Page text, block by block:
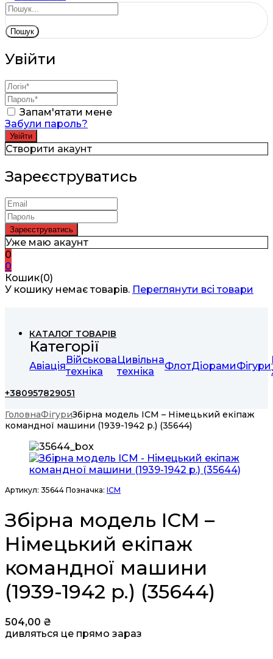
Пошук
Увійти
Запам'ятати мене
Забули пароль?
Створити акаунт
Зареєструватись
Уже маю акаунт
0
0
Кошик(0)
У кошику немає товарів. Переглянути всі товари
КАТАЛОГ ТОВАРІВ
Категорії
АвіаціяВійськова
техніка
Цивільна
техніка
ФлотДіорамиФігури
+380957829051
ГоловнаФігуриЗбірна модель ICM – Німецький екіпаж
командної машини (1939-1942 р.) (35644)
Артикул: 35644 Позначка: ICM
Збірна модель ICM –
Німецький екіпаж
командної машини
(1939-1942 р.) (35644)
504,00 ₴
дивляться це прямо зараз